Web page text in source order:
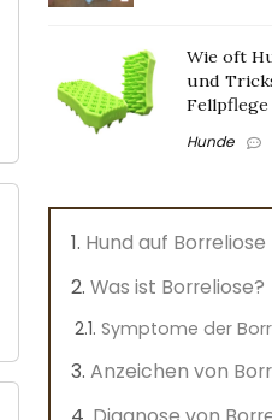
Wie oft
und
Fellpflege
Hunde
Hund auf
Was ist Borreliose?
Symptome der
Anzeichen von